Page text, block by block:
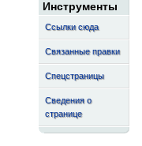
Инструменты
Ссылки сюда
Связанные правки
Спецстраницы
Сведения о
странице